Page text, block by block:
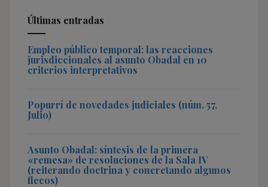
Últimas entradas
Empleo público temporal: las reacciones
jurisdiccionales al asunto Obadal en 10
criterios interpretativos
Popurrí de novedades judiciales (núm. 57,
Julio)
Asunto Obadal: síntesis de la primera
«remesa» de resoluciones de la Sala IV
(reiterando doctrina y concretando algunos
flecos)